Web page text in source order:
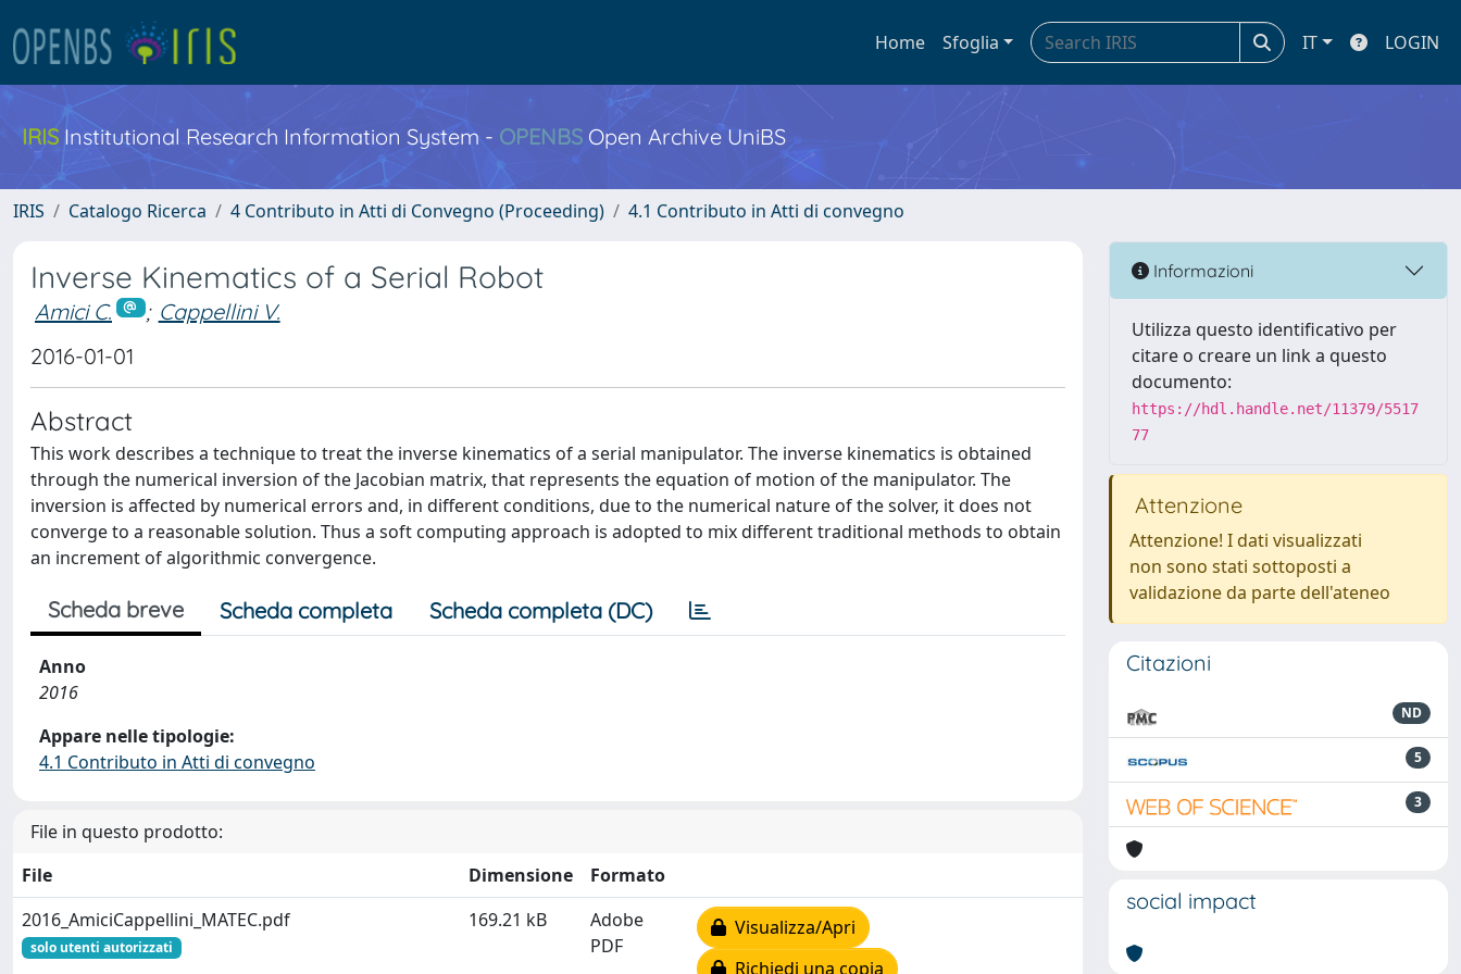
Home Sfoglia IT LOGIN
IRIS Institutional Research Information System - OPENBS Open Archive UniBS
IRIS Catalogo Ricerca 4 Contributo in Atti di Convegno (Proceeding) 4.1 Contributo in Atti di convegno
Inverse Kinematics of a Serial Robot
Amici C. ; Cappellini V.
2016-01-01
Abstract
This work describes a technique to treat the inverse kinematics of a serial manipulator. The inverse kinematics is obtained
through the numerical inversion of the Jacobian matrix, that represents the equation of motion of the manipulator. The
inversion is affected by numerical errors and, in different conditions, due to the numerical nature of the solver, it does not
converge to a reasonable solution. Thus a soft computing approach is adopted to mix different traditional methods to obtain
an increment of algorithmic convergence.
Scheda breve Scheda completa Scheda completa (DC)
Anno
2016
Appare nelle tipologie:
4.1 Contributo in Atti di convegno
File in questo prodotto:
File
Dimensione
Formato
2016_AmiciCappellini_MATEC.pdf
solo utenti autorizzati
169.21 kB
Adobe
PDF
Visualizza/Apri
Richiedi una copia
Informazioni
Utilizza questo identificativo per
citare o creare un link a questo
documento:
https://hdl.handle.net/11379/5517
77
Attenzione
Attenzione! I dati visualizzati
non sono stati sottoposti a
validazione da parte dell'ateneo
Citazioni
ND
5
3
social impact